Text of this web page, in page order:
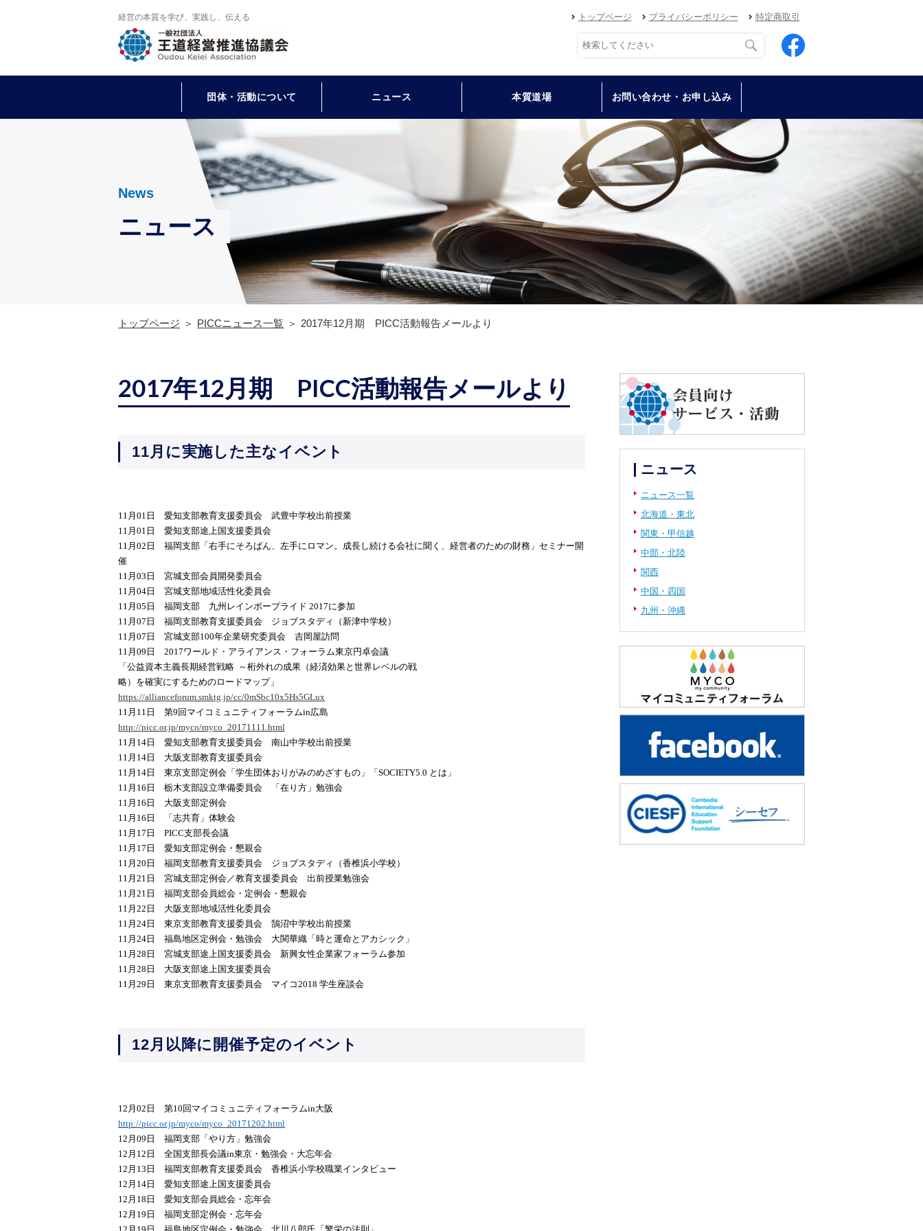
経営の本質を学び、実践し、伝える トップページ プライバシーポリシー 特定商取引
団体・活動について ニュース 本質道場 お問い合わせ・お申し込み
News
ニュース
トップページ PICCニュース一覧 2017年12月期 PICC活動報告メールより
2017年12月期 PICC活動報告メールより
11月に実施した主なイベント
11月01日 愛知支部教育支援委員会 武豊中学校出前授業
11月01日 愛知支部途上国支援委員会
11月02日 福岡支部「右手にそろばん、左手にロマン。成長し続ける会社に聞く、経営者のための財務」セミナー開
催
11月03日 宮城支部会員開発委員会
11月04日 宮城支部地域活性化委員会
11月05日 福岡支部 九州レインボープライド 2017に参加
11月07日 福岡支部教育支援委員会 ジョブスタディ（新津中学校）
11月07日 宮城支部100年企業研究委員会 吉岡屋訪問
11月09日 2017ワールド・アライアンス・フォーラム東京円卓会議
「公益資本主義長期経営戦略 ～桁外れの成果（経済効果と世界レベルの戦
略）を確実にするためのロードマップ」
https://allianceforum.smktg.jp/cc/0mSbc10x5Hs5GLux
11月11日 第9回マイコミュニティフォーラムin広島
http://picc.or.jp/myco/myco_20171111.html
11月14日 愛知支部教育支援委員会 南山中学校出前授業
11月14日 大阪支部教育支援委員会
11月14日 東京支部定例会「学生団体おりがみのめざすもの」「SOCIETY5.0 とは」
11月16日 栃木支部設立準備委員会 「在り方」勉強会
11月16日 大阪支部定例会
11月16日 「志共育」体験会
11月17日 PICC支部長会議
11月17日 愛知支部定例会・懇親会
11月20日 福岡支部教育支援委員会 ジョブスタディ（香椎浜小学校）
11月21日 宮城支部定例会／教育支援委員会 出前授業勉強会
11月21日 福岡支部会員総会・定例会・懇親会
11月22日 大阪支部地域活性化委員会
11月24日 東京支部教育支援委員会 鵠沼中学校出前授業
11月24日 福島地区定例会・勉強会 大関華織「時と運命とアカシック」
11月28日 宮城支部途上国支援委員会 新興女性企業家フォーラム参加
11月28日 大阪支部途上国支援委員会
11月29日 東京支部教育支援委員会 マイコ2018 学生座談会
12月以降に開催予定のイベント
12月02日 第10回マイコミュニティフォーラムin大阪
http://picc.or.jp/myco/myco_20171202.html
12月09日 福岡支部「やり方」勉強会
12月12日 全国支部長会議in東京・勉強会・大忘年会
12月13日 福岡支部教育支援委員会 香椎浜小学校職業インタビュー
12月14日 愛知支部途上国支援委員会
12月18日 愛知支部会員総会・忘年会
12月19日 福岡支部定例会・忘年会
ニュース
ニュース一覧
北海道・東北
関東・甲信越
中部・北陸
関西
中国・四国
九州・沖縄